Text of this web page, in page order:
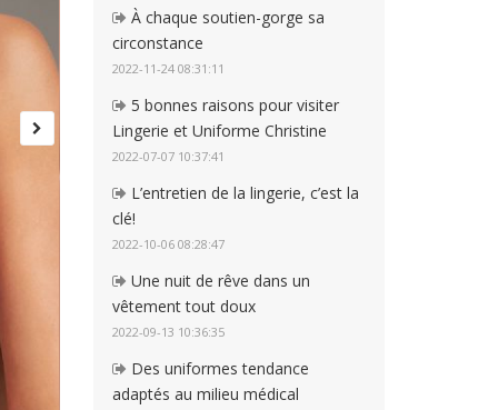
À chaque soutien-gorge sa
circonstance
2022-11-24 08:31:11
5 bonnes raisons pour visiter
Lingerie et Uniforme Christine
2022-07-07 10:37:41
L’entretien de la lingerie, c’est la
clé!
2022-10-06 08:28:47
Une nuit de rêve dans un
vêtement tout doux
2022-09-13 10:36:35
Des uniformes tendance
adaptés au milieu médical